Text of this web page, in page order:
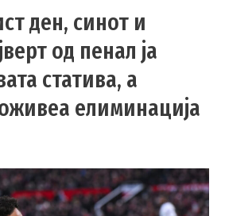
ден, синот и
од пенал ја
статива, а
елиминација